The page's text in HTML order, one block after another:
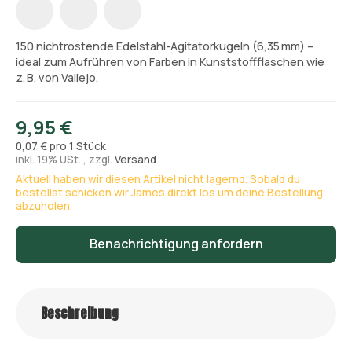
150 nichtrostende Edelstahl-Agitatorkugeln (6,35 mm) –
ideal zum Aufrühren von Farben in Kunststoffflaschen wie
z. B. von Vallejo.
9,95 €
0,07 € pro 1 Stück
inkl. 19% USt. , zzgl. Versand
Aktuell haben wir diesen Artikel nicht lagernd. Sobald du
bestellst schicken wir James direkt los um deine Bestellung
abzuholen.
Benachrichtigung anfordern
Beschreibung